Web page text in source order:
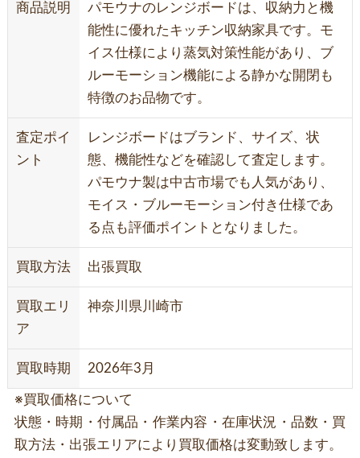
商品説明
パモウナのレンジボードは、収納力と機
能性に優れたキッチン収納家具です。モ
イス仕様により蒸気対策性能があり、ブ
ルーモーション機能による静かな開閉も
特徴のお品物です。
査定ポイ
ント
レンジボードはブランド、サイズ、状
態、機能性などを確認して査定します。
パモウナ製は中古市場でも人気があり、
モイス・ブルーモーション付き仕様であ
る点も評価ポイントとなりました。
買取方法 出張買取
買取エリ
ア
神奈川県川崎市
買取時期 2026年3月
※買取価格について
状態・時期・付属品・作業内容・在庫状況・品数・買
取方法・出張エリアにより買取価格は変動致します。